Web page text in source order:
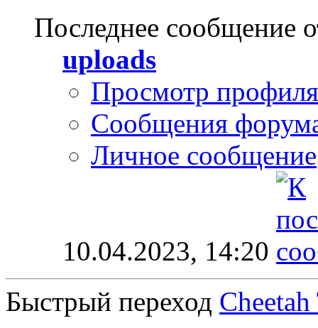
Последнее сообщение
uploads
Просмотр профиля
Сообщения
Личное сообщение
10.04.2023, 14:20
Быстрый переход